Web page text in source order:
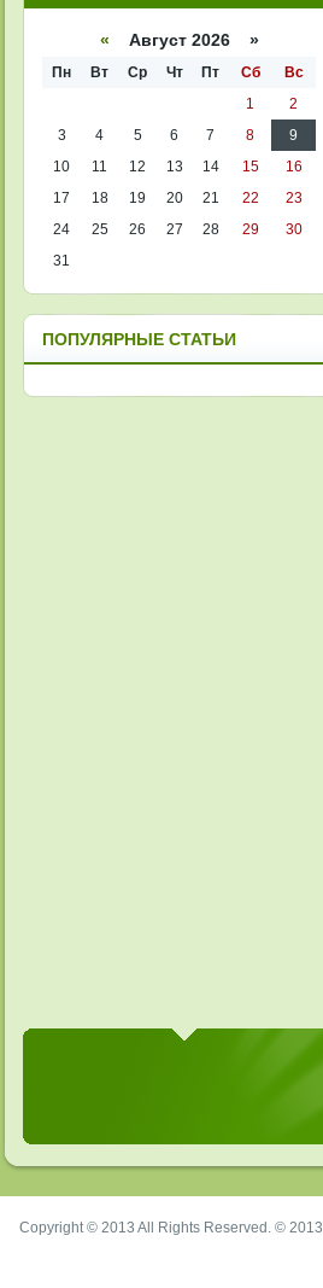
кален
списк
« Август 2026 »
Пн Вт Ср Чт Пт Сб
Вс
1
2
3
4 5 6 7 8
9
10
11 12 13 14 15
16
17
18 19 20 21 22
23
24
25 26 27 28 29
30
31
ПОПУЛЯРНЫЕ СТАТЬИ
Copyright © 2013 All Rights Reserved. © 2013